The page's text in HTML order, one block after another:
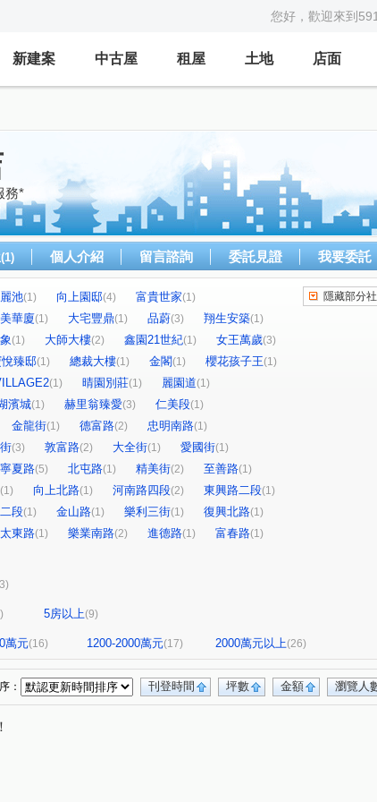
您好，歡迎來到
新建案 中古屋 租屋 土地 店面
務*
(1) 個人介紹 留言諮詢 委託見證 我要委託
池(1) 向上園邸(4) 富貴世家(1)
華廈(1) 大宅豐鼎(1) 品蔚(3) 翔生安築(1)
(1) 大師大樓(2) 鑫園21世紀(1) 女王萬歲(3)
臻邸(1) 總裁大樓(1) 金閣(1) 櫻花孩子王(1)
(1) 晴園別莊(1) 麗園道(1)
濱城(1) 赫里翁臻愛(3) 仁美段(1)
金龍街(1) 德富路(2) 忠明南路(1)
(3) 敦富路(2) 大全街(1) 愛國街(1)
寧夏路(5) 北屯路(1) 精美街(2) 至善路(1)
(1) 向上北路(1) 河南路四段(2) 東興路二段(1)
段(1) 金山路(1) 樂利三街(1) 復興北路(1)
東路(1) 樂業南路(2) 進德路(1) 富春路(1)
隱藏部分
5房以上(9)
萬元(16) 1200-2000萬元(17) 2000萬元以上(26)
瀏覽人
金額
坪數
刊登時間
：